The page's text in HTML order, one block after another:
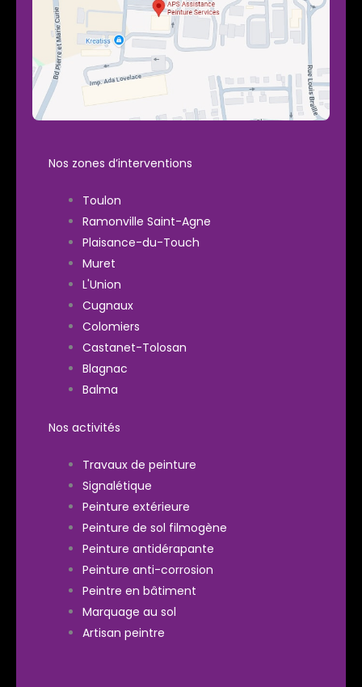
Nos zones d’interventions
Toulon
Ramonville Saint-Agne
Plaisance-du-Touch
Muret
L'Union
Cugnaux
Colomiers
Castanet-Tolosan
Blagnac
Balma
Nos activités
Travaux de peinture
Signalétique
Peinture extérieure
Peinture de sol filmogène
Peinture antidérapante
Peinture anti-corrosion
Peintre en bâtiment
Marquage au sol
Artisan peintre